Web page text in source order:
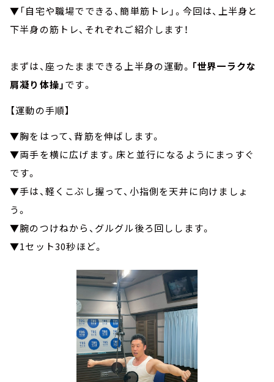
▼「自宅や職場でできる、簡単筋トレ」。今回は、上半身と
下半身の筋トレ、それぞれご紹介します！
まずは、座ったままできる上半身の運動。 「世界一ラクな
肩凝り体操」です。
【運動の手順】
▼胸をはって、背筋を伸ばします。
▼両手を横に広げます。床と並行になるようにまっすぐ
です。
▼手は、軽くこぶし握って、小指側を天井に向けましょ
う。
▼腕のつけねから、グルグル後ろ回しします。
▼1セット30秒ほど。